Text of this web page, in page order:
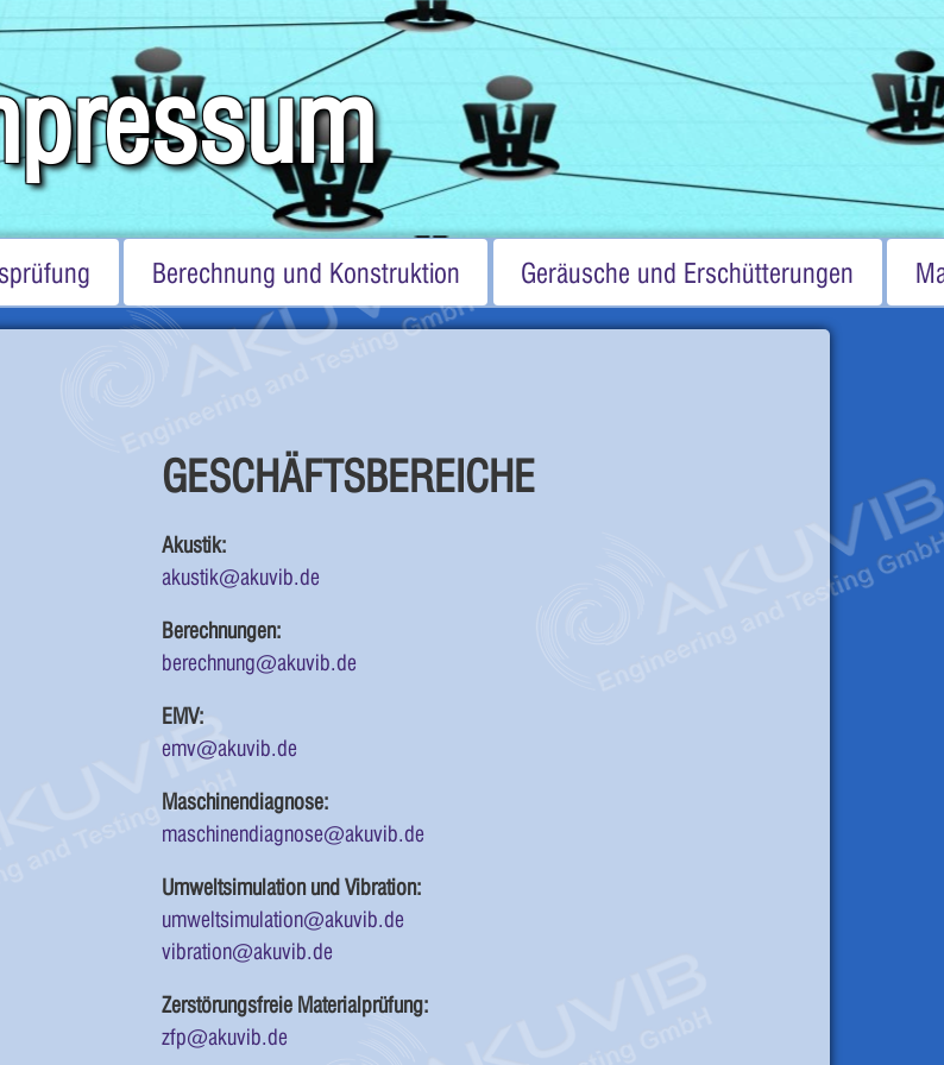
Berechnung und Konstruktion Geräusche und Erschütterungen
GESCHÄFTSBEREICHE
Akustik:
akustik@akuvib.de
Berechnungen:
berechnung@akuvib.de
EMV:
emv@akuvib.de
Maschinendiagnose:
maschinendiagnose@akuvib.de
Umweltsimulation und Vibration:
umweltsimulation@akuvib.de
vibration@akuvib.de
Zerstörungsfreie Materialprüfung:
zfp@akuvib.de